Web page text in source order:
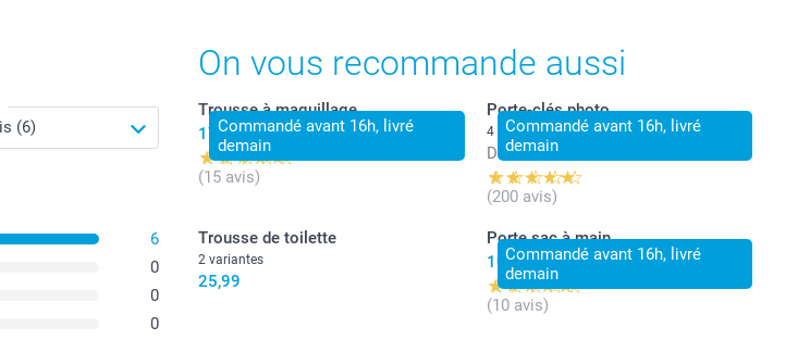
6
0
0
0
On vous recommande aussi
Commandé avant 16h, livré
demain
Trousse à maquillage
17,99
(15 avis)
Commandé avant 16h, livré
demain
Porte-clés photo
4 variantes
Dès 12,49
(200 avis)
Trousse de toilette
2 variantes
25,99
Commandé avant 16h, livré
demain
Porte sac à main
10,99
(10 avis)